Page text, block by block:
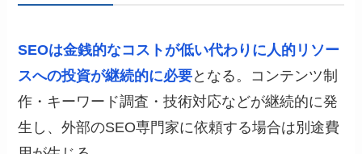
SEOは金銭的なコストが低い代わりに人的リソー
スへの投資が継続的に必要となる。コンテンツ制
作・キーワード調査・技術対応などが継続的に発
生し、外部のSEO専門家に依頼する場合は別途費